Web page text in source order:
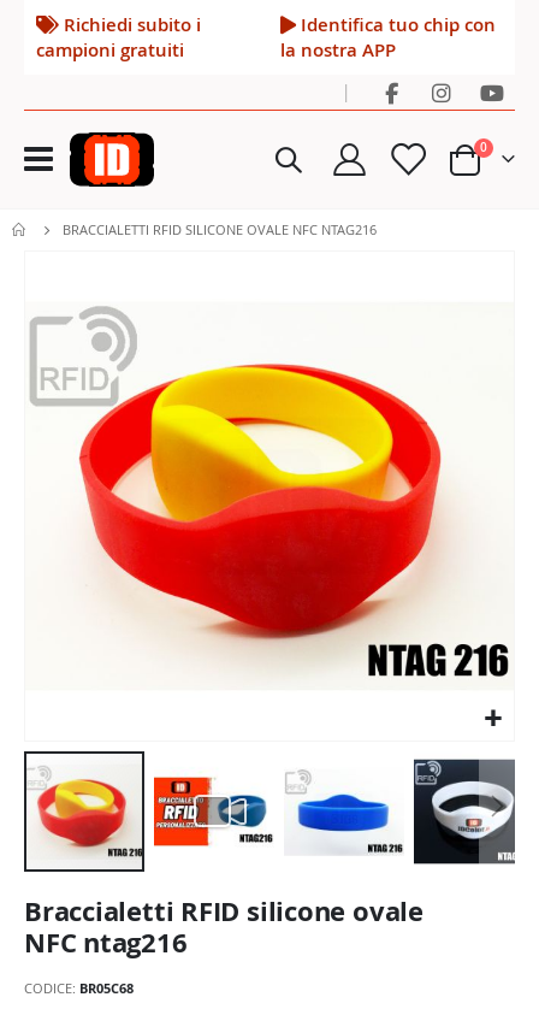
Richiedi subito i
campioni gratuiti
Identifica tuo chip con
la nostra APP
|
Toggle
Nav Cart
0elementi
BRACCIALETTI RFID SILICONE OVALE NFC NTAG216
fine
galleria
immagini
all'inizio
della
galleria
di
Braccialetti RFID silicone ovale
NFC ntag216
CODICE BR05C68